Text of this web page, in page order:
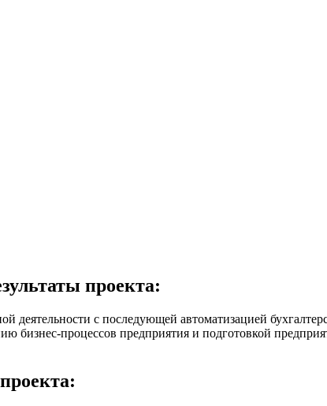
проекта:
с последующей автоматизацией
процессов предприятия и подготовкой